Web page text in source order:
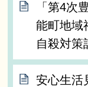
「第4次
能町地域
自殺対策
安心生活